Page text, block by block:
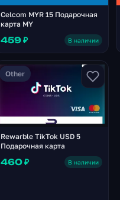
Celcom MYR 15 Подарочная
карта MY
459 ₽ В наличии
Other
Rewarble TikTok USD 5
Подарочная карта
460 ₽ В наличии